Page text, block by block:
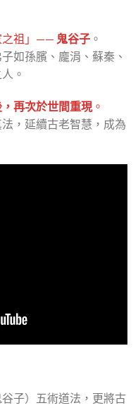
之祖」—— 鬼谷子 。
如孫臏、龐涓、蘇秦、
。
再次於世間重現 。
，延續古老智慧，成為
子）五術道法，更將古